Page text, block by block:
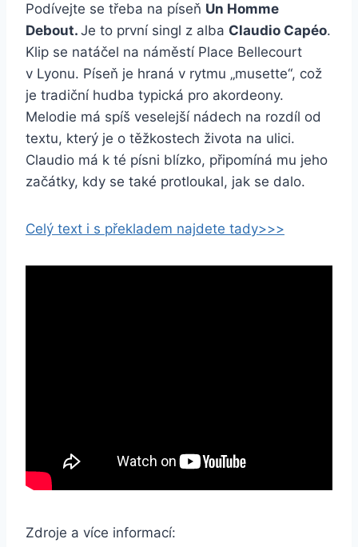
Podívejte se třeba na píseň Un Homme
Debout. Je to první singl z alba Claudio Capéo.
Klip se natáčel na náměstí Place Bellecourt
v Lyonu. Píseň je hraná v rytmu „musette“, což
je tradiční hudba typická pro akordeony.
Melodie má spíš veselejší nádech na rozdíl od
textu, který je o těžkostech života na ulici.
Claudio má k té písni blízko, připomíná mu jeho
začátky, kdy se také protloukal, jak se dalo.
Celý text i s překladem najdete tady>>>
Zdroje a více informací: